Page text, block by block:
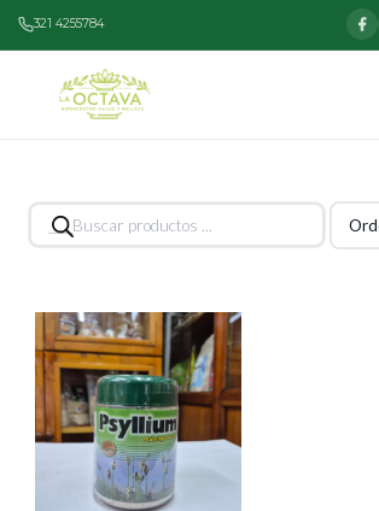
321 4255784
Búsqueda
de